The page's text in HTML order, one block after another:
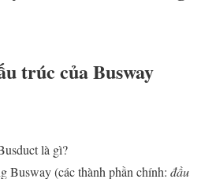
trúc của Busway
là gì?
Busway (các thành phần chính: đầu